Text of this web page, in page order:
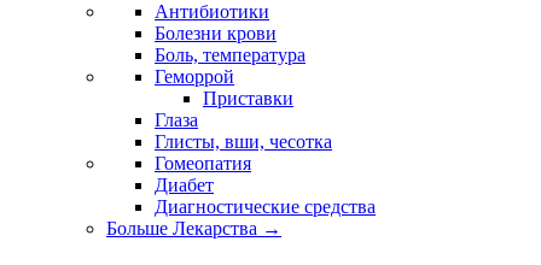
Антибиотики
Болезни крови
Боль, температура
Геморрой
Приставки
Глаза
Глисты, вши, чесотка
Гомеопатия
Диабет
Диагностические средства
Больше Лекарства →